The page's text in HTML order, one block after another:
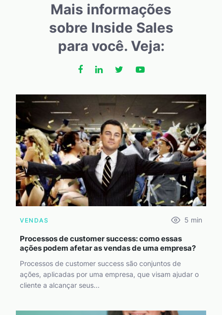
Mais informações
sobre Inside Sales
para você. Veja:
VENDAS 5 min
Processos de customer success: como essas
ações podem afetar as vendas de uma empresa?
Processos de customer success são conjuntos de
ações, aplicadas por uma empresa, que visam ajudar o
cliente a alcançar seus...